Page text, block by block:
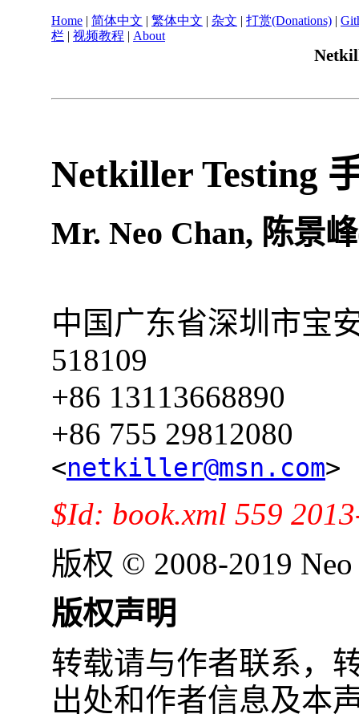
Home | 简体中文 | 繁体中文 | 杂文 | 打赏(Donations) |
栏 | 视频教程 | About
Netkiller Testing
Mr. Neo Chan, 陈景
中国 广东省深圳市宝
518109
+86 13113668890
+86 755 29812080
<netkiller@msn.com>
$Id: book.xml 559
版权 © 2008-2019 Neo
版权声明
转载请与作者联系，
出处和作者信息及本